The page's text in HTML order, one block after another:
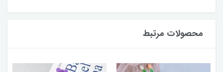
محصولات مرتبط